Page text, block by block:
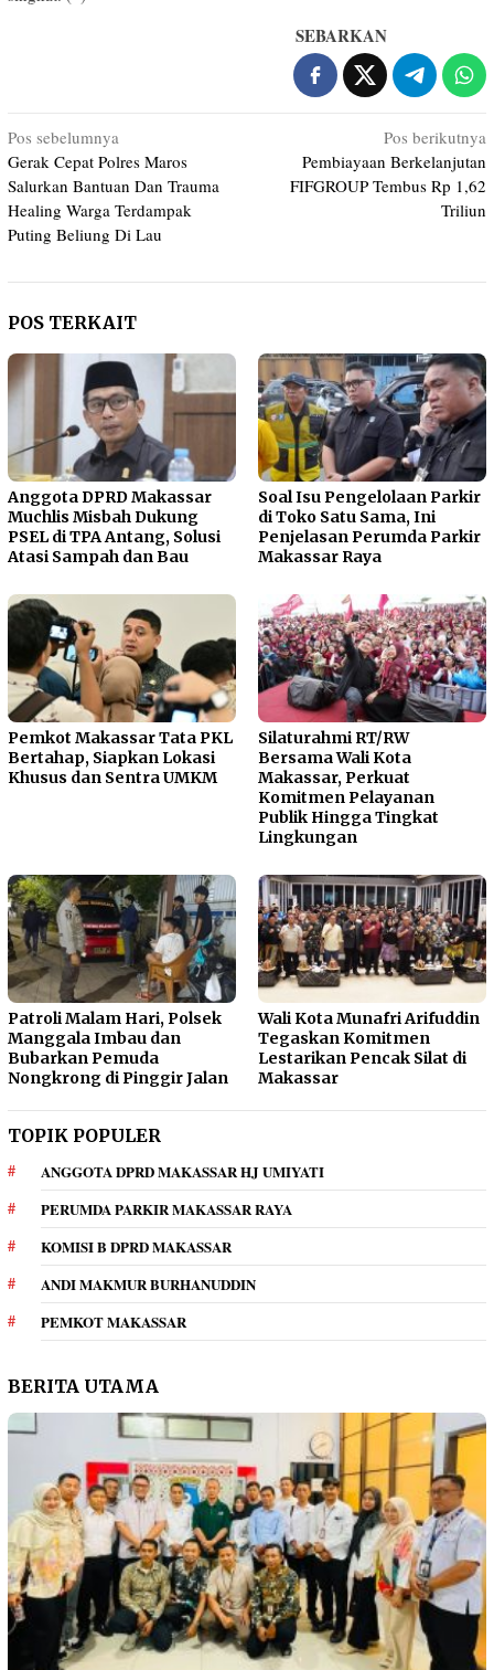
SEBARKAN
Navigasi
pos
Pos sebelumnya
Gerak Cepat Polres Maros
Salurkan Bantuan Dan Trauma
Healing Warga Terdampak
Puting Beliung Di Lau
Pos berikutnya
Pembiayaan Berkelanjutan
FIFGROUP Tembus Rp 1,62
Triliun
POS TERKAIT
Anggota DPRD Makassar
Muchlis Misbah Dukung
PSEL di TPA Antang, Solusi
Atasi Sampah dan Bau
Soal Isu Pengelolaan Parkir
di Toko Satu Sama, Ini
Penjelasan Perumda Parkir
Makassar Raya
Pemkot Makassar Tata PKL
Bertahap, Siapkan Lokasi
Khusus dan Sentra UMKM
Silaturahmi RT/RW
Bersama Wali Kota
Makassar, Perkuat
Komitmen Pelayanan
Publik Hingga Tingkat
Lingkungan
Patroli Malam Hari, Polsek
Manggala Imbau dan
Bubarkan Pemuda
Nongkrong di Pinggir Jalan
Wali Kota Munafri Arifuddin
Tegaskan Komitmen
Lestarikan Pencak Silat di
Makassar
TOPIK POPULER
ANGGOTA DPRD MAKASSAR HJ UMIYATI
PERUMDA PARKIR MAKASSAR RAYA
KOMISI B DPRD MAKASSAR
ANDI MAKMUR BURHANUDDIN
PEMKOT MAKASSAR
BERITA UTAMA